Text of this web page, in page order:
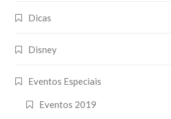
Dicas
Disney
Eventos Especiais
Eventos 2019